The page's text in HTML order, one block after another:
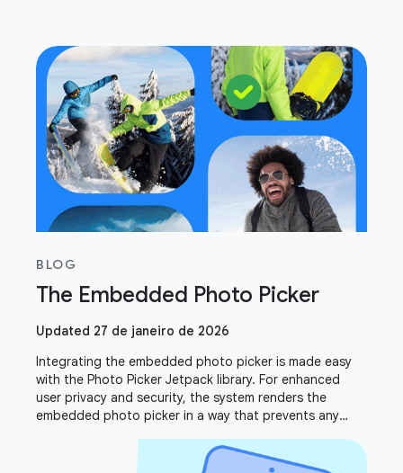
BLOG
The Embedded Photo Picker
Updated 27 de janeiro de 2026
Integrating the embedded photo picker is made easy
with the Photo Picker Jetpack library. For enhanced
user privacy and security, the system renders the
embedded photo picker in a way that prevents any